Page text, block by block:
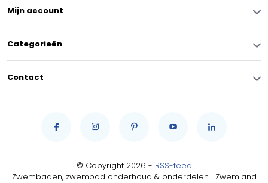
Mijn account
Categorieën
Contact
© Copyright 2026 - RSS-feed
Zwembaden, zwembad onderhoud & onderdelen | Zwemland